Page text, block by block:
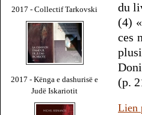
2017 - Collectif Tarkovski
2017 - Kënga e dashurisë e
Judë Iskariotit
du
(4)
ces
(p.
Lien